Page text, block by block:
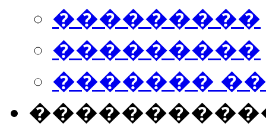
���������
���������
�������